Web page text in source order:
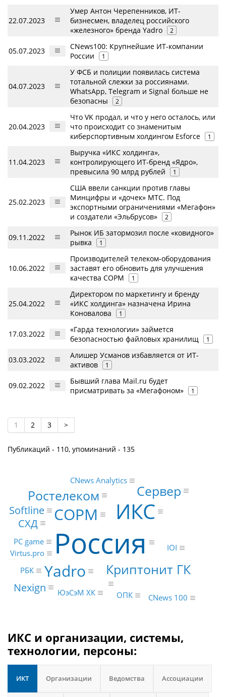
22.07.2023
Умер Антон Черепенников, ИТ-
бизнесмен, владелец российского
«железного» бренда Yadro
2
05.07.2023
CNews100: Крупнейшие ИТ-компании
России
1
04.07.2023
У ФСБ и полиции появилась система
тотальной слежки за россиянами.
WhatsApp, Telegram и Signal больше не
безопасны
2
20.04.2023
Что VK продал, и что у него осталось, или
что происходит со знаменитым
киберспортивным холдингом Esforce
1
11.04.2023
Выручка «ИКС холдинга»,
контролирующего ИТ-бренд «Ядро»,
превысила 90 млрд рублей
1
25.02.2023
США ввели санкции против главы
Минцифры и «дочек» МТС. Под
экспортными ограничениями «Мегафон»
и создатели «Эльбрусов»
2
09.11.2022
Рынок ИБ затормозил после «ковидного»
рывка
1
10.06.2022
Производителей телеком-оборудования
заставят его обновить для улучшения
качества СОРМ
1
25.04.2022
Директором по маркетингу и бренду
«ИКС холдинга» назначена Ирина
Коновалова
1
17.03.2022
«Гарда технологии» займется
безопасностью файловых хранилищ
1
03.03.2022
Алишер Усманов избавляется от ИТ-
активов
1
09.02.2022
Бывший глава Mail.ru будет
присматривать за «Мегафоном»
1
1 2 3 >
Публикаций - 110, упоминаний - 135
Россия
ИКС
СОРМ
Yadro Криптонит ГК
Сервер
Ростелеком
Softline
Nexign
СХД
CNews Analytics
ЮэСэМ ХК
PC game
ОПК
IOI
Virtus.pro
РБК
CNews 100
ИКС и организации, системы,
технологии, персоны:
ИКТ Организации Ведомства Ассоциации